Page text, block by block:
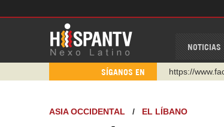
NOTICIAS
SÍGANOS EN
https://
http://
ASIA OCCIDENTAL / EL LÍBANO